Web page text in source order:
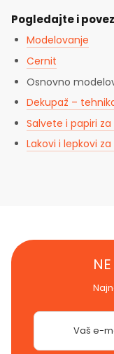
Pogledajte i
Modelovanje
Cernit
Osnovno
Dekupaž –
Salvete i papiri
Lakovi i lepkovi